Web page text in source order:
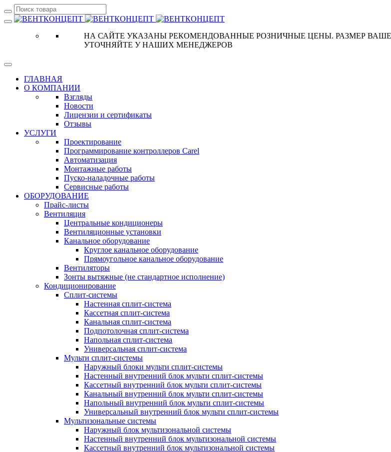
НА САЙТЕ УКАЗАНЫ РЕКОМЕНДОВАННЫЕ РОЗНИЧНЫЕ ЦЕНЫ. РАЗМЕР
УТОЧНЯЙТЕ У НАШИХ МЕНЕДЖЕРОВ
ГЛАВНАЯ
О КОМПАНИИ
Взгляды
Новости
Лицензии и сертификаты
Отзывы
УСЛУГИ
Проектирование
Программирование контроллеров Carel
Автоматизация
Монтажные работы
Пуско-наладочные работы
Сервисные работы
ОБОРУДОВАНИЕ
Прайс-листы
Вентиляция
Центральные кондиционеры
Вентиляционные установки
Канальное оборудование
Круглое канальное оборудование
Прямоугольное канальное оборудование
Вентиляторы
Зонты вытяжные (не стандартное исполнение)
Кондиционирование
Сплит-системы
Настенная сплит-система
Кассетная сплит-система
Канальная сплит-система
Подпотолочная сплит-система
Напольная сплит-система
Универсальная сплит-система
Мульти сплит-системы
Наружный блоки мульти сплит-системы
Настенный внутренний блок мульти сплит-системы
Кассетный внутренний блок мульти сплит-системы
Канальный внутренний блок мульти сплит-системы
Напольный внутренний блок мульти сплит-системы
Универсальный внутренний блок мульти сплит-системы
Мультизональные системы
Наружный блок мультизональной системы
Настенный внутренний блок мультизональной системы
Кассетный внутренний блок мультизональной системы